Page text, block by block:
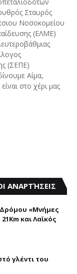
Σταυρός
Νοσοκομείου
(ΕΛΜΕ)
(ΣΕΠΕ)
Αίμα,
στο χέρι μας
ΑΝΑΡΤΉΣΕΙΣ
«Μνήμες
και Λαϊκός
γλέντι του